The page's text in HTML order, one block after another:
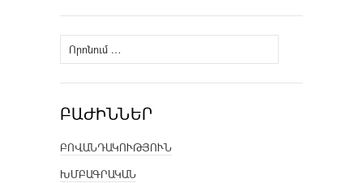
Որոնել՝
ԲԱԺԻՆՆԵՐ
ԲՈՎԱՆԴԱԿՈՒԹՅՈՒՆ
ԽՄԲԱԳՐԱԿԱՆ